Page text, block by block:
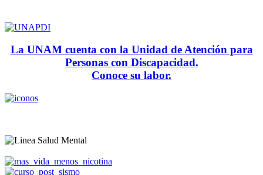
La UNAM cuenta con la Unidad de Atención para
Personas con Discapacidad.
Conoce su labor.